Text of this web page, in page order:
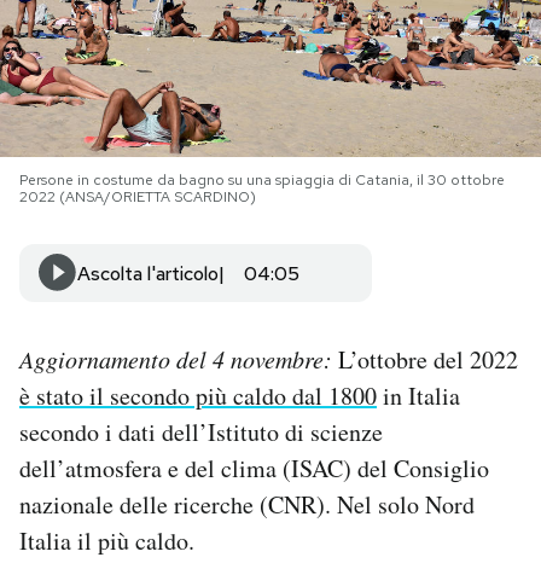
PODCAST
NEWSLETTER
I MIEI PREFERITI
SHOP
CALENDARIO
AREA PERSONALE
Area Personale
Newsletter
Notifiche mobile
Persone in costume da bagno su una spiaggia di Catania, il 30 ottobre
2022 (ANSA/ORIETTA SCARDINO)
Ascolta l'articolo 04:05
Aggiornamento del 4 novembre: L’ottobre del 2022
è stato il secondo più caldo dal 1800in Italia
secondo i dati dell’Istituto di scienze
dell’atmosfera e del clima (ISAC) del Consiglio
nazionale delle ricerche (CNR). Nel solo Nord
Italia il più caldo.